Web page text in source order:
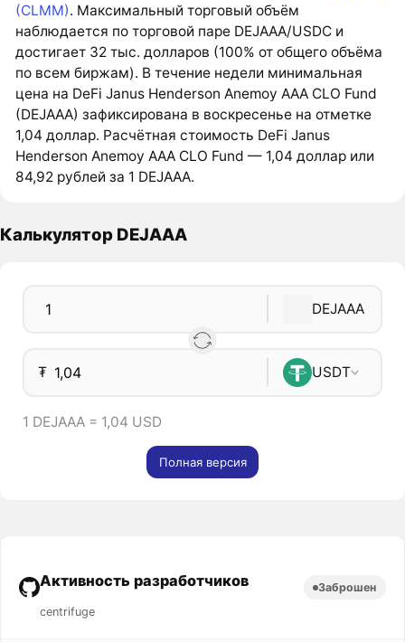
(CLMM). Максимальный торговый объём
наблюдается по торговой паре DEJAAA/USDC и
достигает 32 тыс. долларов (100% от общего объёма
по всем биржам). В течение недели минимальная
цена на DeFi Janus Henderson Anemoy AAA CLO Fund
(DEJAAA) зафиксирована в воскресенье на отметке
1,04 доллар. Расчётная стоимость DeFi Janus
Henderson Anemoy AAA CLO Fund — 1,04 доллар или
84,92 рублей за 1 DEJAAA.
Калькулятор DEJAAA
DEJAAA
₮ USDT
1 DEJAAA = 1,04 USD
Полная версия
Активность разработчиков
centrifuge
Заброшен